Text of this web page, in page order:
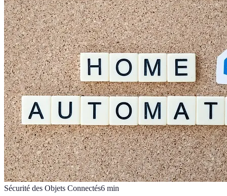
Sécurité des Objets Connectés6 min